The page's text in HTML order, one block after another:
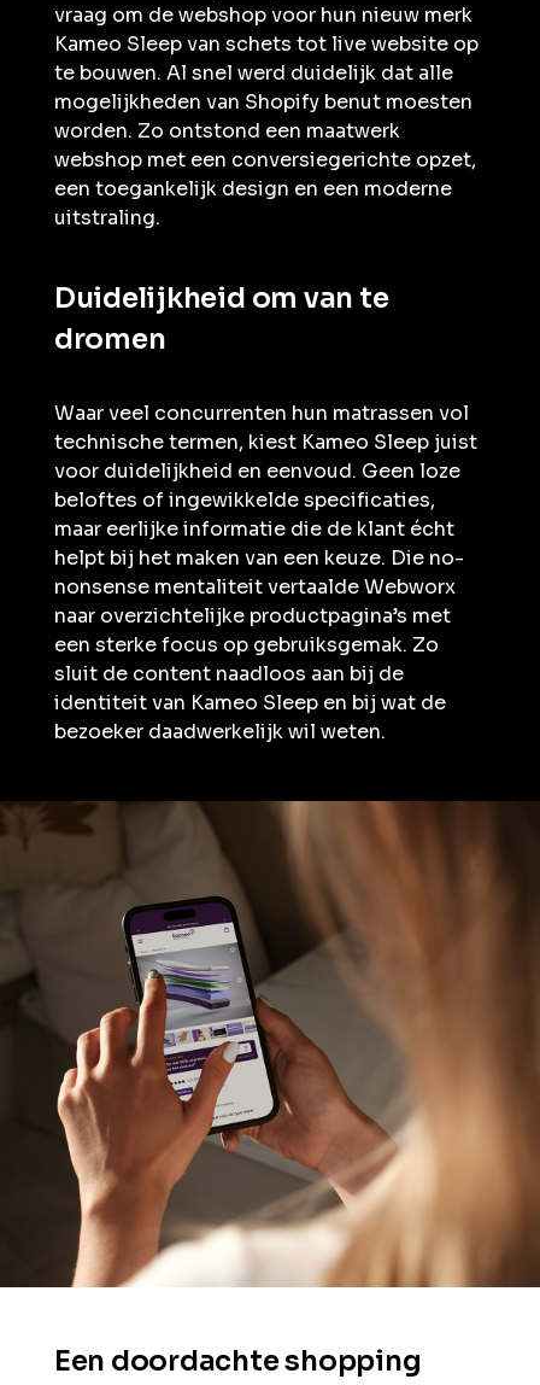
vraag om de webshop voor hun nieuw merk
Kameo Sleep van schets tot live website op
te bouwen. Al snel werd duidelijk dat alle
mogelijkheden van Shopify benut moesten
worden. Zo ontstond een maatwerk
webshop met een conversiegerichte opzet,
een toegankelijk design en een moderne
uitstraling.
Duidelijkheid om van te
dromen
Waar veel concurrenten hun matrassen vol
technische termen, kiest Kameo Sleep juist
voor duidelijkheid en eenvoud. Geen loze
beloftes of ingewikkelde specificaties,
maar eerlijke informatie die de klant écht
helpt bij het maken van een keuze. Die no-
nonsense mentaliteit vertaalde Webworx
naar overzichtelijke productpagina’s met
een sterke focus op gebruiksgemak. Zo
sluit de content naadloos aan bij de
identiteit van Kameo Sleep en bij wat de
bezoeker daadwerkelijk wil weten.
Een doordachte shopping